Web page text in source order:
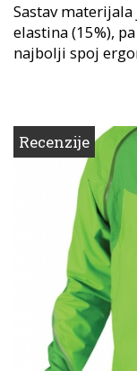
Sastav
elastina (15%),
najbolji spoj
Recenzije